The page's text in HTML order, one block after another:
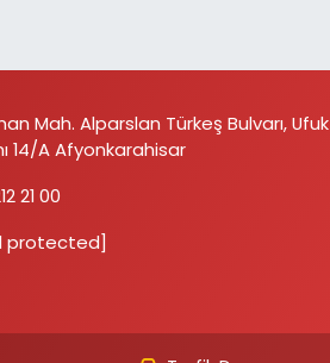
Mah. Alparslan Türkeş Bulvarı, Ufuk
14/A Afyonkarahisar
21 00
protected]